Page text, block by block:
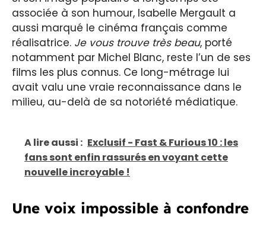
associée à son humour, Isabelle Mergault a
aussi marqué le cinéma français comme
réalisatrice. Je vous trouve très beau, porté
notamment par Michel Blanc, reste l’un de ses
films les plus connus. Ce long-métrage lui
avait valu une vraie reconnaissance dans le
milieu, au-delà de sa notoriété médiatique.
A lire aussi : Exclusif - Fast & Furious 10 : les
fans sont enfin rassurés en voyant cette
nouvelle incroyable !
Une voix impossible à confondre